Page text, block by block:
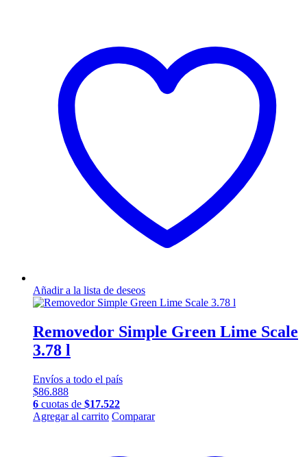
Añadir a la lista de deseos
Removedor Simple Green Lime Scale
3.78 l
Envíos a todo el país
$86.888
6 cuotas de $17.522
Agregar al carrito Comparar